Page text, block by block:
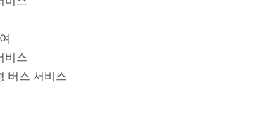
비스
버스 서비스